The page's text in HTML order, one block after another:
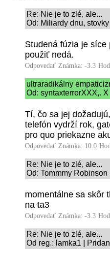
Re: Nie je to zlé, ale...
Od: Miliardy dnu,
Studená fúzia je
použiť nedá.
Odpovedať Známka: -3.3
ultraradikálny
Od: syntaxterrorXXX,.
Tí, čo sa jej
telefón vydrží rok,
pro quo priekazne
Odpovedať Známka: 10.0
Re: Nie je to zlé, ale...
Od: Tommmy
momentálne sa skôr
na ta3
Odpovedať Známka: -3.3
Re: Nie je to zlé, ale...
Od reg.: lamka1 |